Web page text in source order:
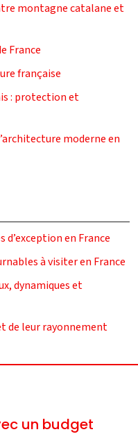
montagne catalane et
France
française
: protection et
moderne en
en France
à visiter en France
dynamiques et
de leur rayonnement
un budget